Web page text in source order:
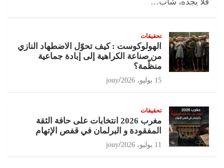
تحقيقات
الهولوكوست : كيف تحوّل الاضطهاد النازي
من صناعة الكراهية إلى إبادة جماعية
منظّمة؟
15 يوليو، 2026 jouy
تحقيقات
مغرب 2026 انتخابات على حافة الثقة
المفقودة و البرلمان في قفص الإتهام
11 يوليو، 2026 jouy